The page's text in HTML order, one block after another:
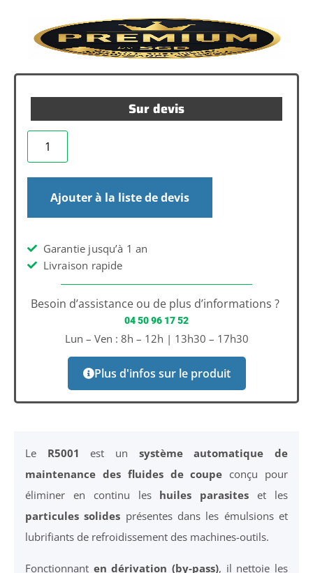
Sur devis
Ajouter à la liste de devis
Garantie jusqu’à 1 an
Livraison rapide
Besoin d’assistance ou de plus d’informations ?
04 50 96 17 52
Lun – Ven : 8h – 12h | 13h30 – 17h30
Plus d'infos sur le produit
Le R5001 est un système automatique de
maintenance des fluides de coupe conçu pour
éliminer en continu les huiles parasites et les
particules solides présentes dans les émulsions et
lubrifiants de refroidissement des machines-outils.
Fonctionnant en dérivation (by-pass), il nettoie les